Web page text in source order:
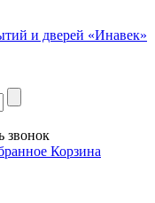
звонок
Корзина